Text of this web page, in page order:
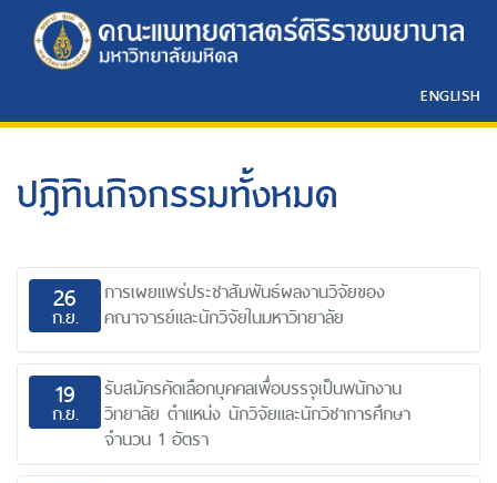
ENGLISH
ปฎิทินกิจกรรมทั้งหมด
26
ก.ย.
การเผยแพร่ประชาสัมพันธ์ผลงานวิจัยของ
คณาจารย์และนักวิจัยในมหาวิทยาลัย
19
ก.ย.
รับสมัครคัดเลือกบุคคลเพื่อบรรจุเป็นพนักงาน
วิทยาลัย ตำแหน่ง นักวิจัยและนักวิชาการศึกษา
จำนวน 1 อัตรา